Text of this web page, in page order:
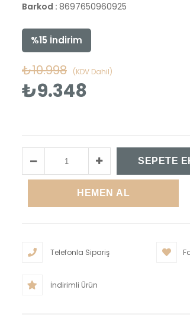
Barkod : 8697650960925
%15 İndirim
₺10.998 (KDV Dahil)
₺9.348
Telefonla Sipariş
İndirimli Ürün